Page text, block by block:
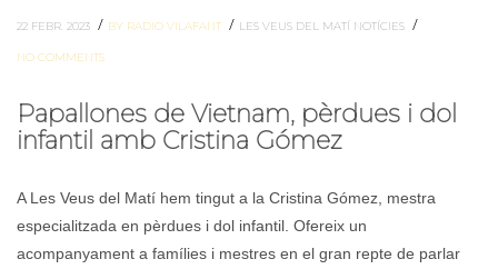
22 FEBR. 2023 / BY RADIO VILAFANT / LES VEUS DEL MATÍ NOTÍCIES /
NO COMMENTS
Papallones de Vietnam, pèrdues i dol
infantil amb Cristina Gómez
A Les Veus del Matí hem tingut a la Cristina Gómez, mestra
especialitzada en pèrdues i dol infantil. Ofereix un
acompanyament a famílies i mestres en el gran repte de parlar